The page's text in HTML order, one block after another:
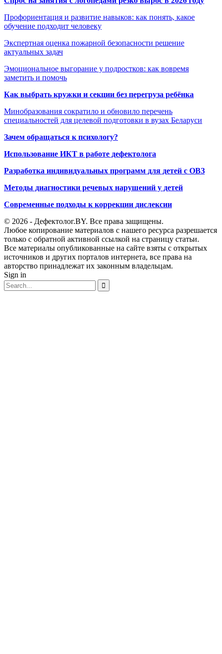
Профориентация и развитие навыков: как понять, какое
обучение подходит человеку
Экспертная оценка пожарной безопасности решение
актуальных задач
Эмоциональное выгорание у подростков: как вовремя
заметить и помочь
Как выбрать кружки и секции без перегруза ребёнка
Минобразования сократило и обновило перечень
специальностей для целевой подготовки в вузах Беларуси
Зачем обращаться к психологу?
Использование ИКТ в работе дефектолога
Разработка индивидуальных программ для детей с ОВЗ
Методы диагностики речевых нарушений у детей
Современные подходы к коррекции дислексии
© 2026 - Дефектолог.BY. Все права защищены.
Любое копирование материалов с нашего ресурса разрешается
только с обратной активной ссылкой на страницу статьи.
Все материалы опубликованные на сайте взяты с открытых
источников и других порталов интернета, все права на
авторство принадлежат их законным владельцам.
Sign in